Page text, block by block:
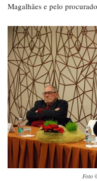
Magalhães e pelo
Foto